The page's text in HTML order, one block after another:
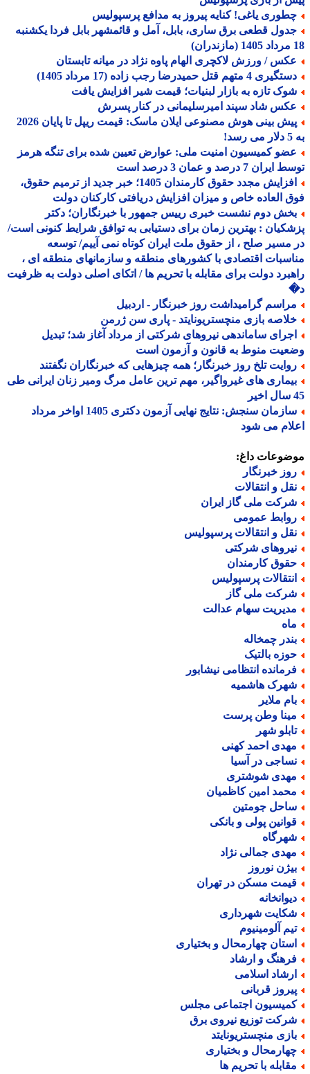
یاغی! کنایه پیروز به مدافع پرسپولیس
قطعی برق ساری، بابل، آمل و قائمشهر بابل فردا یکشنبه
/ ورزش لاکچری الهام پاوه نژاد در میانه تابستان
4 متهم قتل حمیدرضا رجب زاده (17 مرداد 1405)
تازه به بازار لبنیات؛ قیمت شیر افزایش یافت
شاد سپند امیرسلیمانی در کنار پسرش
پیش بینی هوش مصنوعی ایلان ماسک: قیمت ریپل تا پایان 2026
کمیسیون امنیت ملی: عوارض تعیین شده برای تنگه هرمز
7 درصد و عمان 3 درصد است
افزایش مجدد حقوق کارمندان 1405؛ خبر جدید از ترمیم حقوق،
العاده خاص و میزان افزایش دریافتی کارکنان دولت
دوم نشست خبری رییس جمهور با خبرنگاران؛ دکتر
: بهترین زمان برای دستیابی به توافق شرایط کنونی است/
مسیر صلح ، از حقوق ملت ایران کوتاه نمی آییم/ توسعه
اقتصادی با کشورهای منطقه و سازمانهای منطقه ای ،
دولت برای مقابله با تحریم ها / اتکای اصلی دولت به ظرفیت
گرامیداشت روز خبرنگار - اردبیل
بازی منچستریونایتد - پاری سن ژرمن
ساماندهی نیروهای شرکتی از مرداد آغاز شد؛ تبدیل
منوط به قانون و آزمون است
تلخ روز خبرنگار؛ همه چیزهایی که خبرنگاران نگفتند
های غیرواگیر، مهم ترین عامل مرگ ومیر زنان ایرانی طی
سازمان سنجش: نتایج نهایی آزمون دکتری 1405 اواخر مرداد
می شود
داغ:
خبرنگار
و انتقالات
ملی گاز ایران
عمومی
و انتقالات پرسپولیس
شرکتی
کارمندان
پرسپولیس
ملی گاز
سهام عدالت
چمخاله
بالتیک
انتظامی نیشابور
هاشمیه
ملایر
وطن پرست
شهر
احمد کهنی
در آسیا
شوشتری
امین کاظمیان
جومتین
پولی و بانکی
جمالی نژاد
نوروز
مسکن در تهران
شهرداری
آلومینیوم
چهارمحال و بختیاری
و ارشاد
اسلامی
قربانی
اجتماعی مجلس
توزیع نیروی برق
منچستریونایتد
و بختیاری
با تحریم ها